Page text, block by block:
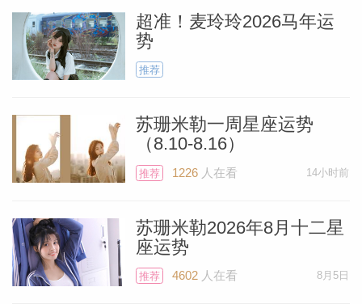
超准！麦玲玲2026马年运
势
推荐
苏珊米勒一周星座运势
（8.10-8.16）
推荐 1226人在看 14小时前
苏珊米勒2026年8月十二星
座运势
推荐 4602人在看 8月5日